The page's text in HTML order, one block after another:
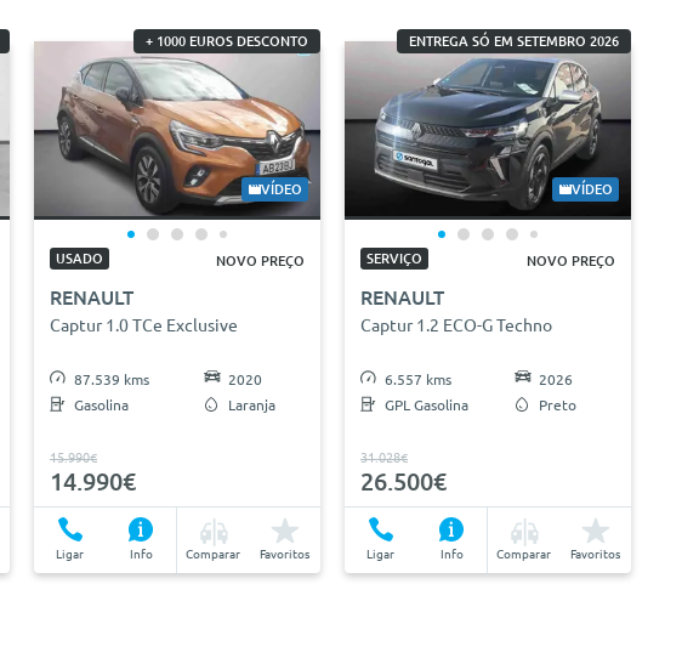
+ 1000 EUROS DESCONTO
VÍDEO
USADO NOVO PREÇO
RENAULT
Captur 1.0 TCe Exclusive
87.539 kms
Gasolina
2020
Laranja
15.990€
14.990€
Ligar Info Comparar Favoritos
ENTREGA SÓ EM SETEMBRO 2026
VÍDEO
SERVIÇO NOVO PREÇO
RENAULT
Captur 1.2 ECO-G Techno
6.557 kms
GPL Gasolina
2026
Preto
31.028€
26.500€
Ligar Info Comparar Favoritos